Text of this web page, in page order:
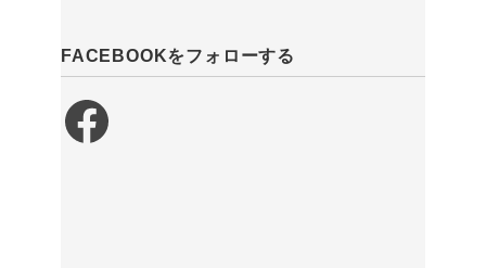
FACEBOOKをフォローする
Facebook